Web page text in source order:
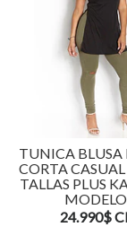
TUNICA
CORTA
TALLAS PLUS
24.990$